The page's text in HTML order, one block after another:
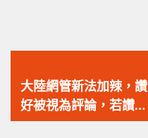
一
篇
文
大陸網管新法加辣，讚
好被視為評論，若讚好
內容違法同樣出事